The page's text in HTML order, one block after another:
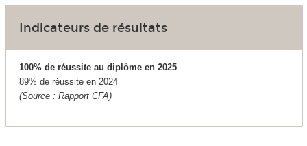
Indicateurs de résultats
100% de réussite au diplôme en 2025
89% de réussite en 2024
(Source : Rapport CFA)